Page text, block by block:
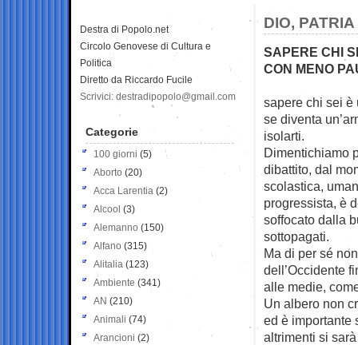
DIO,
SAPERE CHI
CON MENO
sapere chi sei è
se diventa
isolarti.
Dimentichiamo
dibattito, dal
scolastica,
progressista, è
soffocato dalla
sottopagati.
Ma di per sé
dell’Occidente
alle medie,
Un albero non
ed è importante
altrimenti si
Destra di Popolo.net
Circolo Genovese di Cultura e
Politica
Diretto da Riccardo Fucile
Scrivici: destradipopolo@gmail.com
Categorie
100 giorni (5)
Aborto (20)
Acca Larentia (2)
Alcool (3)
Alemanno (150)
Alfano (315)
Alitalia (123)
Ambiente (341)
AN (210)
Animali (74)
Arancioni (2)